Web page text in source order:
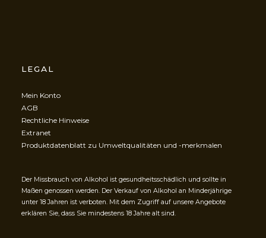
LEGAL
Mein Konto
AGB
Rechtliche Hinweise
Extranet
Produktdatenblatt zu Umweltqualitäten und -merkmalen
Der Missbrauch von Alkohol ist gesundheitsschädlich und sollte in
Maßen genossen werden. Der Verkauf von Alkohol an Minderjährige
unter 18 Jahren ist verboten. Mit dem Zugriff auf unsere Angebote
erklären Sie, dass Sie mindestens 18 Jahre alt sind.